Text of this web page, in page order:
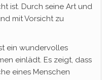
ist. Durch seine Art und
mit Vorsicht zu
ein wundervolles
einlädt. Es zeigt, dass
eines Menschen